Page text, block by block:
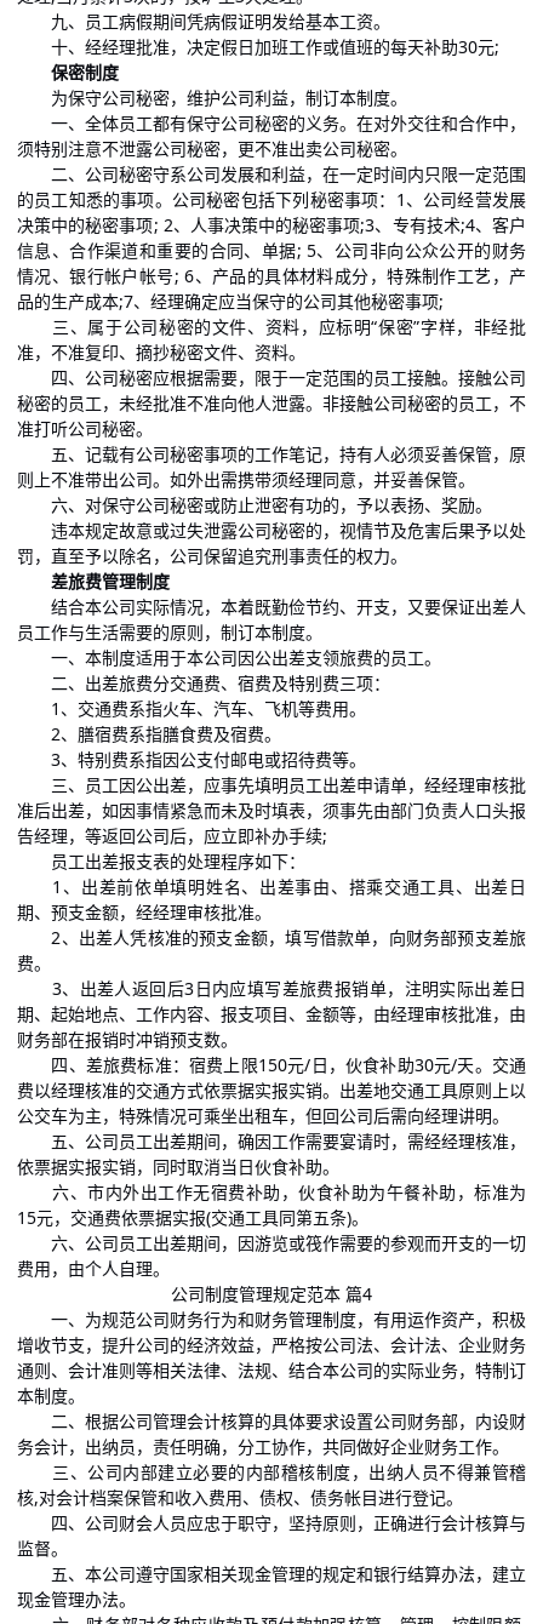
九、员工病假期间凭病假证明发给基本工资。
十、经经理批准，决定假日加班工作或值班的每天补助30元;
保密制度
为保守公司秘密，维护公司利益，制订本制度。
一、全体员工都有保守公司秘密的义务。在对外交往和合作中，
须特别注意不泄露公司秘密，更不准出卖公司秘密。
二、公司秘密守系公司发展和利益，在一定时间内只限一定范围
的员工知悉的事项。公司秘密包括下列秘密事项：1、公司经营发展
决策中的秘密事项; 2、人事决策中的秘密事项;3、专有技术;4、客户
信息、合作渠道和重要的合同、单据; 5、公司非向公众公开的财务
情况、银行帐户帐号; 6、产品的具体材料成分，特殊制作工艺，产
品的生产成本;7、经理确定应当保守的公司其他秘密事项;
三、属于公司秘密的文件、资料，应标明“保密”字样，非经批
准，不准复印、摘抄秘密文件、资料。
四、公司秘密应根据需要，限于一定范围的员工接触。接触公司
秘密的员工，未经批准不准向他人泄露。非接触公司秘密的员工，不
准打听公司秘密。
五、记载有公司秘密事项的工作笔记，持有人必须妥善保管，原
则上不准带出公司。如外出需携带须经理同意，并妥善保管。
六、对保守公司秘密或防止泄密有功的，予以表扬、奖励。
违本规定故意或过失泄露公司秘密的，视情节及危害后果予以处
罚，直至予以除名，公司保留追究刑事责任的权力。
差旅费管理制度
结合本公司实际情况，本着既勤俭节约、开支，又要保证出差人
员工作与生活需要的原则，制订本制度。
一、本制度适用于本公司因公出差支领旅费的员工。
二、出差旅费分交通费、宿费及特别费三项：
1、交通费系指火车、汽车、飞机等费用。
2、膳宿费系指膳食费及宿费。
3、特别费系指因公支付邮电或招待费等。
三、员工因公出差，应事先填明员工出差申请单，经经理审核批
准后出差，如因事情紧急而未及时填表，须事先由部门负责人口头报
告经理，等返回公司后，应立即补办手续;
员工出差报支表的处理程序如下：
1、出差前依单填明姓名、出差事由、搭乘交通工具、出差日
期、预支金额，经经理审核批准。
2、出差人凭核准的预支金额，填写借款单，向财务部预支差旅
费。
3、出差人返回后3日内应填写差旅费报销单，注明实际出差日
期、起始地点、工作内容、报支项目、金额等，由经理审核批准，由
财务部在报销时冲销预支数。
四、差旅费标准：宿费上限150元/日，伙食补助30元/天。交通
费以经理核准的交通方式依票据实报实销。出差地交通工具原则上以
公交车为主，特殊情况可乘坐出租车，但回公司后需向经理讲明。
五、公司员工出差期间，确因工作需要宴请时，需经经理核准，
依票据实报实销，同时取消当日伙食补助。
六、市内外出工作无宿费补助，伙食补助为午餐补助，标准为
15元，交通费依票据实报(交通工具同第五条)。
六、公司员工出差期间，因游览或筏作需要的参观而开支的一切
费用，由个人自理。
公司制度管理规定范本 篇4
一、为规范公司财务行为和财务管理制度，有用运作资产，积极
增收节支，提升公司的经济效益，严格按公司法、会计法、企业财务
通则、会计准则等相关法律、法规、结合本公司的实际业务，特制订
本制度。
二、根据公司管理会计核算的具体要求设置公司财务部，内设财
务会计，出纳员，责任明确，分工协作，共同做好企业财务工作。
三、公司内部建立必要的内部稽核制度，出纳人员不得兼管稽
核,对会计档案保管和收入费用、债权、债务帐目进行登记。
四、公司财会人员应忠于职守，坚持原则，正确进行会计核算与
监督。
五、本公司遵守国家相关现金管理的规定和银行结算办法，建立
现金管理办法。